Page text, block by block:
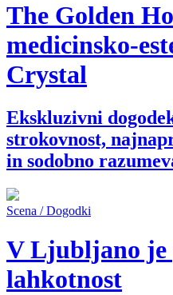
The Golden
medicinsko-
Crystal
Ekskluzivni
strokovnost,
in sodobno
Scena / Dogodki
V Ljubljano je
lahkotnost